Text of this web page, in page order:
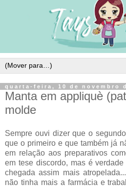
quarta-feira, 10 de novembro
Manta em appliquè
molde
Sempre ouvi dizer que o
que o primeiro e que também já
em relação aos preparativos
em tese discordo, mas é
chegada assim mais
não tinha mais a farmácia e